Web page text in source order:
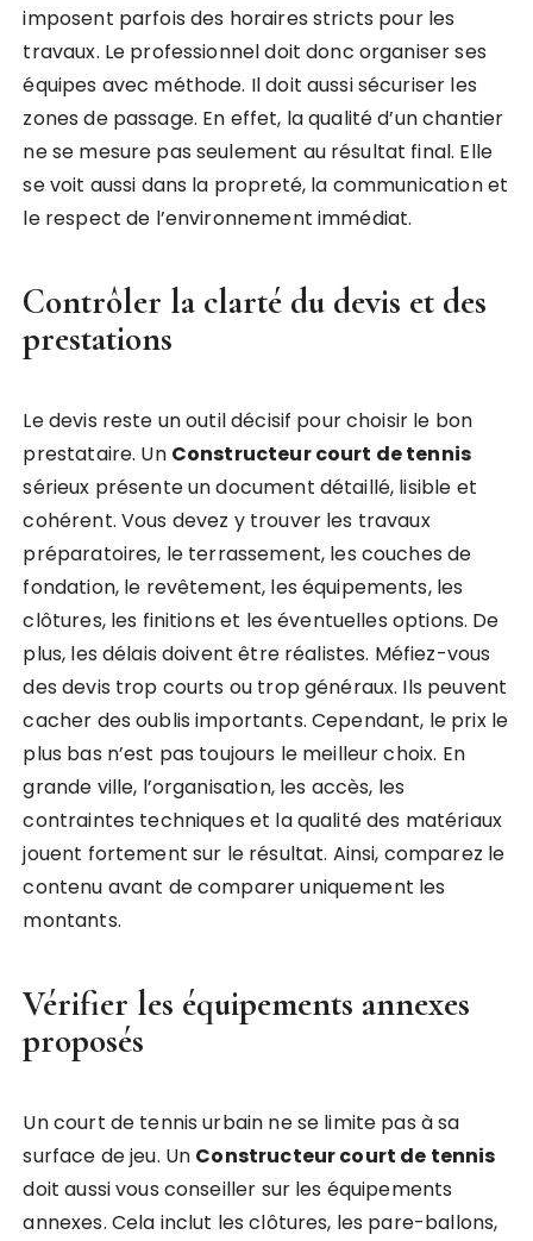
imposent parfois des horaires stricts pour les
travaux. Le professionnel doit donc organiser ses
équipes avec méthode. Il doit aussi sécuriser les
zones de passage. En effet, la qualité d’un chantier
ne se mesure pas seulement au résultat final. Elle
se voit aussi dans la propreté, la communication et
le respect de l’environnement immédiat.
Contrôler la clarté du devis et des
prestations
Le devis reste un outil décisif pour choisir le bon
prestataire. Un Constructeur court de tennis
sérieux présente un document détaillé, lisible et
cohérent. Vous devez y trouver les travaux
préparatoires, le terrassement, les couches de
fondation, le revêtement, les équipements, les
clôtures, les finitions et les éventuelles options. De
plus, les délais doivent être réalistes. Méfiez-vous
des devis trop courts ou trop généraux. Ils peuvent
cacher des oublis importants. Cependant, le prix le
plus bas n’est pas toujours le meilleur choix. En
grande ville, l’organisation, les accès, les
contraintes techniques et la qualité des matériaux
jouent fortement sur le résultat. Ainsi, comparez le
contenu avant de comparer uniquement les
montants.
Vérifier les équipements annexes
proposés
Un court de tennis urbain ne se limite pas à sa
surface de jeu. Un Constructeur court de tennis
doit aussi vous conseiller sur les équipements
annexes. Cela inclut les clôtures, les pare-ballons,